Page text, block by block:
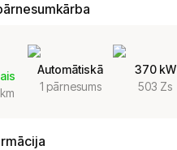
Automātiskā
1 pārnesums
370 kW
503 Zs